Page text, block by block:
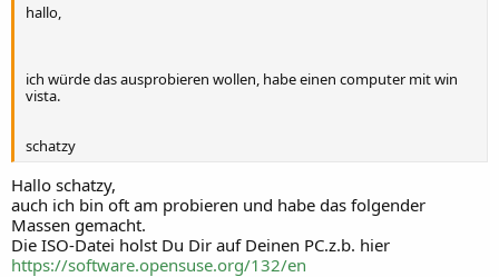
hallo,
ich würde das ausprobieren wollen, habe einen computer mit win
vista.
schatzy
Hallo schatzy,
auch ich bin oft am probieren und habe das folgender
Massen gemacht.
Die ISO-Datei holst Du Dir auf Deinen PC.z.b. hier
https://software.opensuse.org/132/en